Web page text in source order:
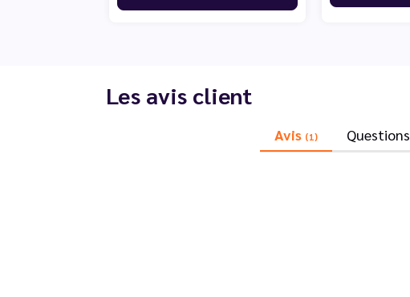
Les avis client
Avis (1) Questions